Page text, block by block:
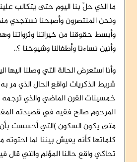
ما الذي حلّ بنا اليوم حتى يتكالب
ونحن المنتصرون وأصبحنا نستجدي
وأبسط حقوقنا من خيراتنا وثرواتنا
وأنين نساءنا وأطفالنا وشيوخنا ؟..
وأنا استعرض الحالة التي وصلنا اليها
شريط الذكريات لواقع الحال الذي مر
خمسينات القرن الماضي والذي
المرحوم صالح فقيه في قصيدته
متى يكون السكون )التي أحسست
كلماتها كأنه يعيش بيننا لما
تحاكي واقع حالنا المؤلم والتي قال